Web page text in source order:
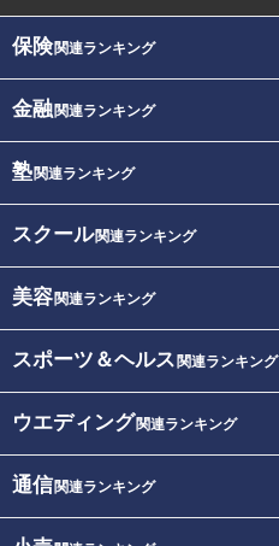
保険関連ランキング
金融関連ランキング
塾関連ランキング
スクール関連ランキング
美容関連ランキング
スポーツ＆ヘルス 関連ランキング
ウエディング関連ランキング
通信関連ランキング